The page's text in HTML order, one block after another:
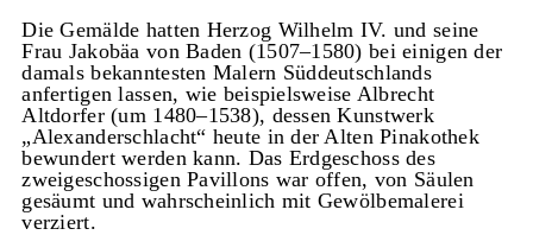
Die Gemälde hatten Herzog Wilhelm IV. und seine
Frau Jakobäa von Baden (1507–1580) bei einigen der
damals bekanntesten Malern Süddeutschlands
anfertigen lassen, wie beispielsweise Albrecht
Altdorfer (um 1480–1538), dessen Kunstwerk
„Alexanderschlacht“ heute in der Alten Pinakothek
bewundert werden kann. Das Erdgeschoss des
zweigeschossigen Pavillons war offen, von Säulen
gesäumt und wahrscheinlich mit Gewölbemalerei
verziert.